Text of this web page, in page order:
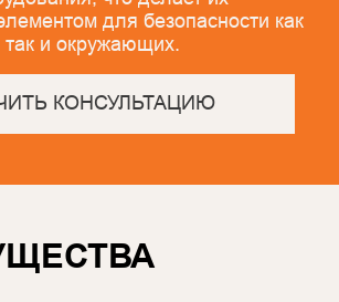
для безопасности как
так и окружающих.
КОНСУЛЬТАЦИЮ